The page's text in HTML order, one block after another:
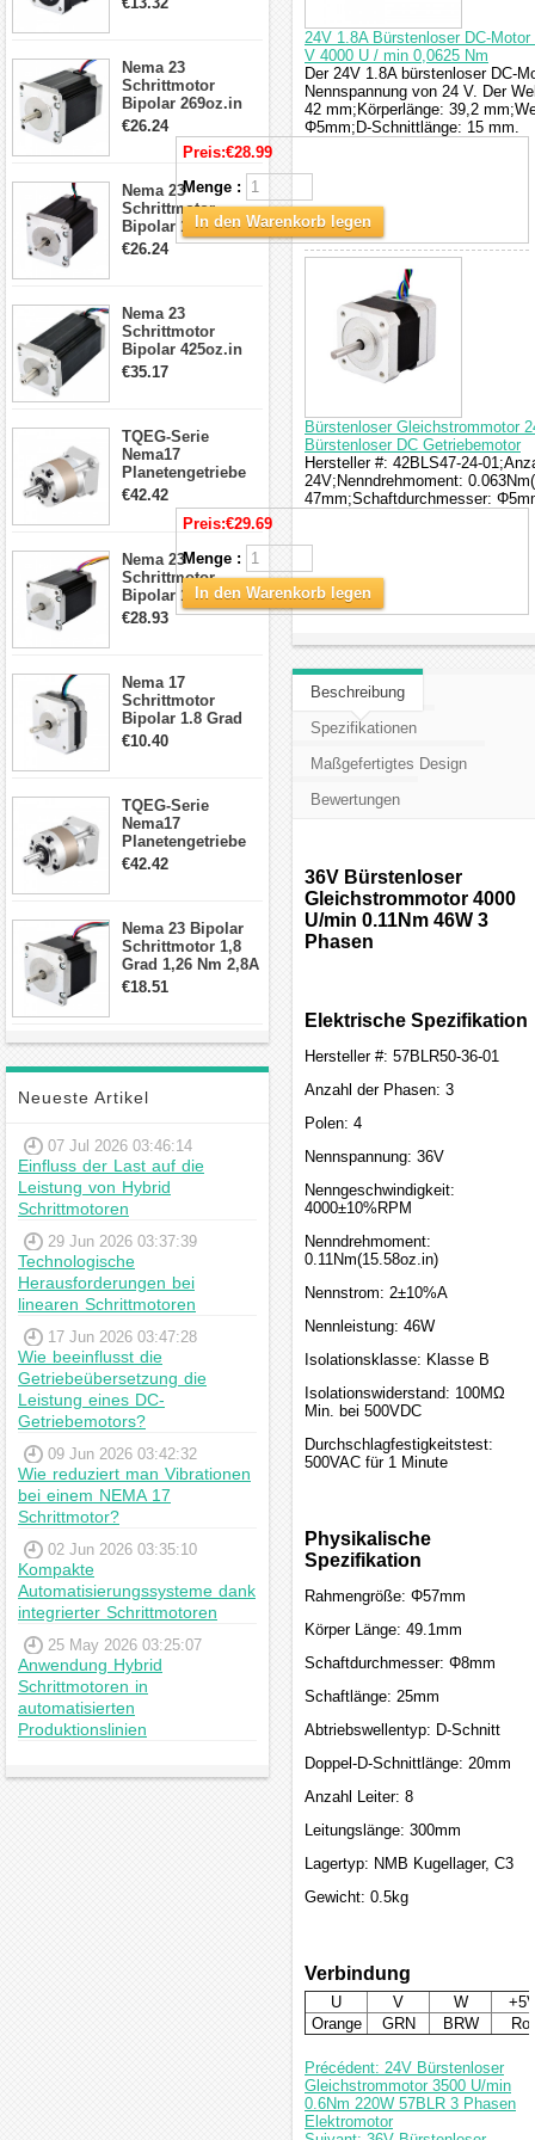
Nema 23
Schrittmotor
Bipolar 269oz.in
2,8A 57x57x76mm
4-Draht-
Schrittmotor
€26.24
Nema 23
Schrittmotor
Bipolar 1.8 Grad
1.9Nm 3A 3.36V 4
€26.24
Nema 23
Schrittmotor
Bipolar 425oz.in
4.2A 57x57x114mm
€35.17
TQEG-Serie
Nema17
Planetengetriebe
5:1 Spiel 15Arc-
min für Nema 17
Getriebe
€42.42
Nema 23
Schrittmotor
Bipolar 1,8 Grad
2,83Nm 4 A 2,26V
€28.93
Nema 17
Schrittmotor
Bipolar 1.8 Grad
8.7Ncm 1A 3.5V 4
€10.40
TQEG-Serie
Nema17
Planetengetriebe
10:1 Spiel 15Arc-
€42.42
Nema 23 Bipolar
Schrittmotor 1,8
Grad 1,26 Nm 2,8A
2,5V 4 Drähte
€18.51
Neueste Artikel
07 Jul 2026 03:46:14
Einfluss der Last auf die
Leistung von Hybrid
Schrittmotoren
29 Jun 2026 03:37:39
Technologische
Herausforderungen bei
linearen Schrittmotoren
17 Jun 2026 03:47:28
Wie beeinflusst die
Getriebeübersetzung die
Leistung eines DC-
Getriebemotors?
09 Jun 2026 03:42:32
Wie reduziert man Vibrationen
bei einem NEMA 17
Schrittmotor?
02 Jun 2026 03:35:10
Kompakte
Automatisierungssysteme dank
integrierter Schrittmotoren
25 May 2026 03:25:07
Anwendung Hybrid
Schrittmotoren in
automatisierten
Produktionslinien
24V 1.8A Bürstenloser DC-
V 4000 U / min 0,0625 Nm
Der 24V 1.8A bürstenloser DC-
Nennspannung von 24 V. Der
42 mm;Körperlänge: 39,2
Φ5mm;D-Schnittlänge: 15 mm.
Preis:€28.99
Menge :
In den Warenkorb legen
Bürstenloser Gleichstrommotor
Bürstenloser DC Getriebemotor
Hersteller #: 42BLS47-24-
24V;Nenndrehmoment:
47mm;Schaftdurchmesser:
Preis:€29.69
Menge :
In den Warenkorb legen
Beschreibung
Spezifikationen
Maßgefertigtes Design
Bewertungen
36V Bürstenloser
Gleichstrommotor 4000
U/min 0.11Nm 46W 3
Phasen
Elektrische Spezifikation
Hersteller #: 57BLR50-36-01
Anzahl der Phasen: 3
Polen: 4
Nennspannung: 36V
Nenngeschwindigkeit:
4000±10%RPM
Nenndrehmoment:
0.11Nm(15.58oz.in)
Nennstrom: 2±10%A
Nennleistung: 46W
Isolationsklasse: Klasse B
Isolationswiderstand: 100MΩ
Min. bei 500VDC
Durchschlagfestigkeitstest:
500VAC für 1 Minute
Physikalische
Spezifikation
Rahmengröße: Φ57mm
Körper Länge: 49.1mm
Schaftdurchmesser: Φ8mm
Schaftlänge: 25mm
Abtriebswellentyp: D-Schnitt
Doppel-D-Schnittlänge: 20mm
Anzahl Leiter: 8
Leitungslänge: 300mm
Lagertyp: NMB Kugellager, C3
Gewicht: 0.5kg
Verbindung
U V W
Orange
GRN BRW Rot
Précédent: 24V Bürstenloser
Gleichstrommotor 3500 U/min
0.6Nm 220W 57BLR 3 Phasen
Elektromotor